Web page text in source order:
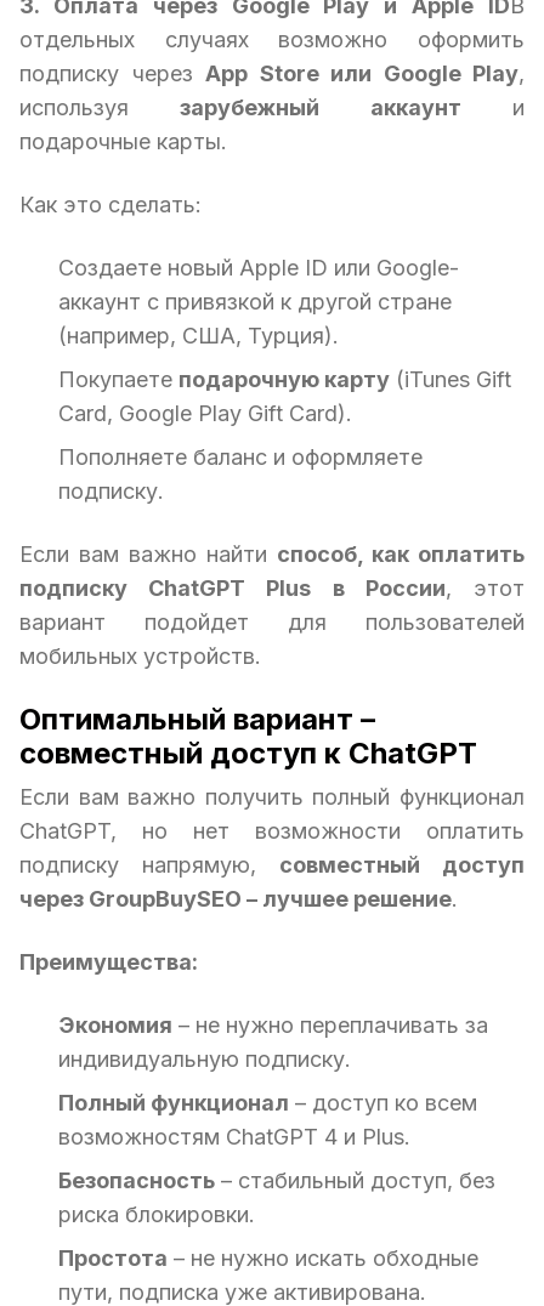
3. Оплата через Google Play и Apple IDВ
отдельных случаях возможно оформить
подписку через App Store или Google Play,
используязарубежный аккаунт и
подарочные карты.
Как это сделать:
Создаете новый Apple ID или Google-
аккаунт с привязкой к другой стране
(например, США, Турция).
Покупаете подарочную карту (iTunes Gift
Card, Google Play Gift Card).
Пополняете баланс и оформляете
подписку.
Если вам важно найти способ, как оплатить
подписку ChatGPT Plus в России, этот
вариант подойдет для пользователей
мобильных устройств.
Оптимальный вариант –
совместный доступ к ChatGPT
Если вам важно получить полный функционал
ChatGPT, но нет возможности оплатить
подписку напрямую, совместный доступ
через GroupBuySEO – лучшее решение.
Преимущества:
Экономия – не нужно переплачивать за
индивидуальную подписку.
Полный функционал – доступ ко всем
возможностям ChatGPT 4 и Plus.
Безопасность – стабильный доступ, без
риска блокировки.
Простота – не нужно искать обходные
пути, подписка уже активирована.